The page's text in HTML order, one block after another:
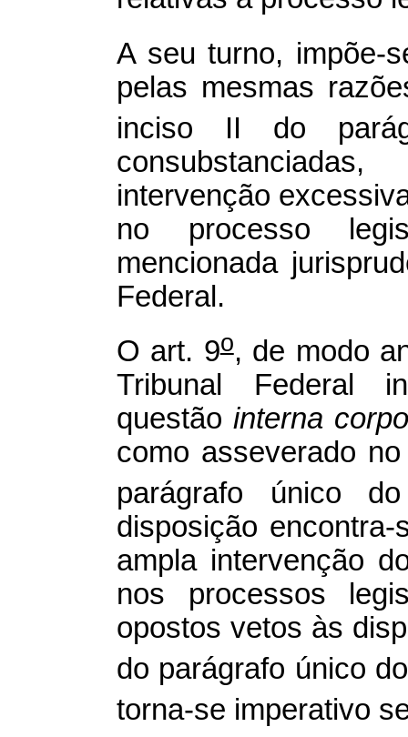
A seu turno, impõe-
pelas mesmas
inciso II do
intervenção
no processo
mencionada
Federal.
O art. 9o, de modo
Tribunal Federal
questão interna
como asseverado
parágrafo único
disposição
ampla intervenção
nos processos
opostos vetos às
do parágrafo único
torna-se imperativo